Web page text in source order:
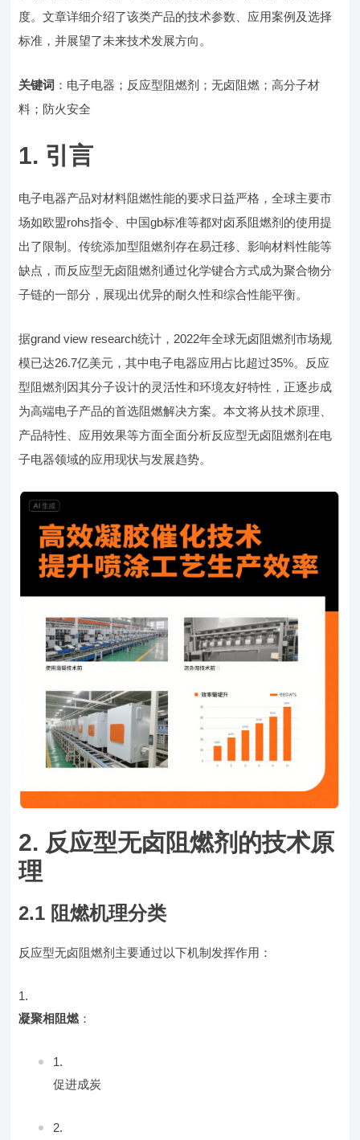
度。文章详细介绍了该类产品的技术参数、应用案例及选择
标准，并展望了未来技术发展方向。
关键词 ：电子电器；反应型阻燃剂；无卤阻燃；高分子材
料；防火安全
1. 引言
电子电器产品对材料阻燃性能的要求日益严格，全球主要市
场如欧盟rohs指令、中国gb标准等都对卤系阻燃剂的使用提
出了限制。传统添加型阻燃剂存在易迁移、影响材料性能等
缺点，而反应型无卤阻燃剂通过化学键合方式成为聚合物分
子链的一部分，展现出优异的耐久性和综合性能平衡。
据grand view research统计，2022年全球无卤阻燃剂市场规
模已达26.7亿美元，其中电子电器应用占比超过35%。反应
型阻燃剂因其分子设计的灵活性和环境友好特性，正逐步成
为高端电子产品的首选阻燃解决方案。本文将从技术原理、
产品特性、应用效果等方面全面分析反应型无卤阻燃剂在电
子电器领域的应用现状与发展趋势。
2. 反应型无卤阻燃剂的技术原
理
2.1 阻燃机理分类
反应型无卤阻燃剂主要通过以下机制发挥作用：
凝聚相阻燃：
促进成炭